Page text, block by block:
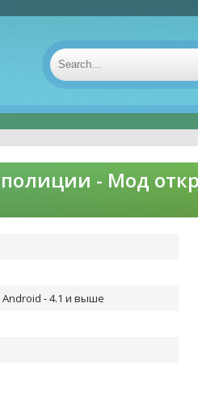
полиции - Мод
- 4.1 и выше